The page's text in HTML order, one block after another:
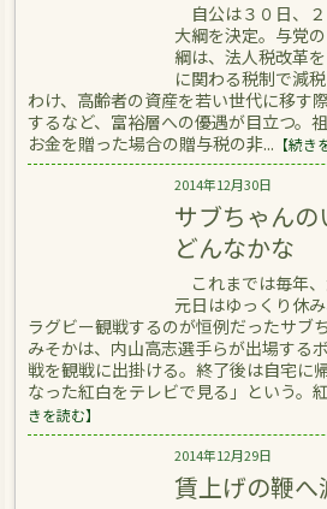
自公は３０日、
大綱を決定。与党
綱は、法人税改革
に関わる税制で減
わけ、高齢者の資産を若い世代に移す
するなど、富裕層への優遇が目立つ。
お金を贈った場合の贈与税の非... 【続き
2014年12月30日
サブちゃん
どんなかな
これまでは毎年、
元日はゆっくり休
ラグビー観戦するのが恒例だったサブ
みそかは、内山高志選手らが出場する
戦を観戦に出掛ける。終了後は自宅に
なった紅白をテレビで見る」という。
きを読む】
2014年12月29日
賃上げの鞭